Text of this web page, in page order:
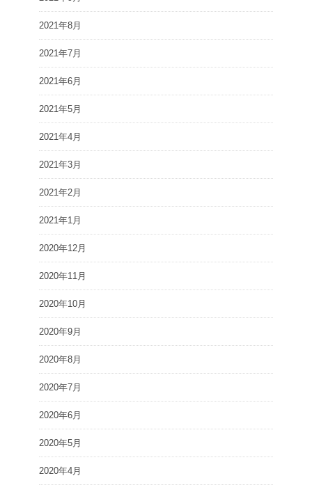
2021年8月
2021年7月
2021年6月
2021年5月
2021年4月
2021年3月
2021年2月
2021年1月
2020年12月
2020年11月
2020年10月
2020年9月
2020年8月
2020年7月
2020年6月
2020年5月
2020年4月